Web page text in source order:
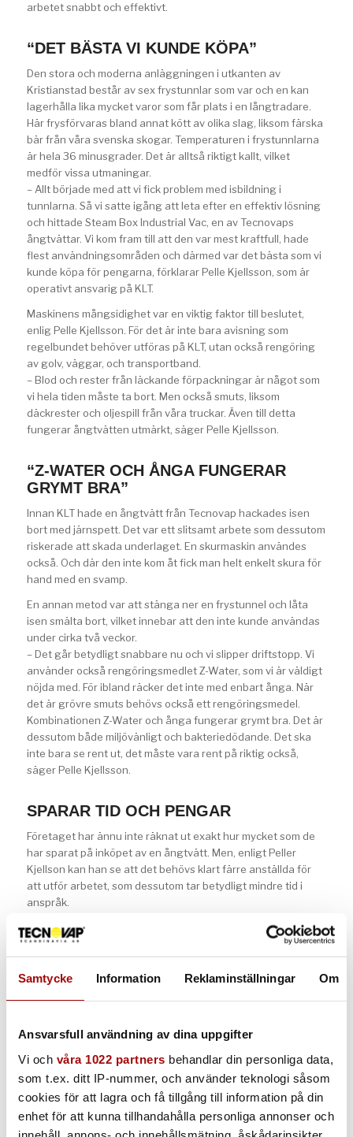
Samtycke Information Reklaminställningar Om
Ansvarsfull användning av dina uppgifter
Vi och våra 1022 partners behandlar din personliga data,
som t.ex. ditt IP-nummer, och använder teknologi såsom
cookies för att lagra och få tillgång till information på din
enhet för att kunna tillhandahålla personliga annonser och
arbetet snabbt och effektivt.
“DET BÄSTA VI KUNDE KÖPA”
Den stora och moderna anläggningen i utkanten av
Kristianstad består av sex frystunnlar som var och en kan
lagerhålla lika mycket varor som får plats i en långtradare.
Här frysförvaras bland annat kött av olika slag, liksom färska
bär från våra svenska skogar. Temperaturen i frystunnlarna
är hela 36 minusgrader. Det är alltså riktigt kallt, vilket
medför vissa utmaningar.
– Allt började med att vi fick problem med isbildning i
tunnlarna. Så vi satte igång att leta efter en effektiv lösning
och hittade Steam Box Industrial Vac, en av Tecnovaps
ångtvättar. Vi kom fram till att den var mest kraftfull, hade
flest användningsområden och därmed var det bästa som vi
kunde köpa för pengarna, förklarar Pelle Kjellsson, som är
operativt ansvarig på KLT.
Maskinens mångsidighet var en viktig faktor till beslutet,
enlig Pelle Kjellsson. För det är inte bara avisning som
regelbundet behöver utföras på KLT, utan också rengöring
av golv, väggar, och transportband.
– Blod och rester från läckande förpackningar är något som
vi hela tiden måste ta bort. Men också smuts, liksom
däckrester och oljespill från våra truckar. Även till detta
fungerar ångtvätten utmärkt, säger Pelle Kjellsson.
“Z-WATER OCH ÅNGA FUNGERAR
GRYMT BRA”
Innan KLT hade en ångtvätt från Tecnovap hackades isen
bort med järnspett. Det var ett slitsamt arbete som dessutom
riskerade att skada underlaget. En skurmaskin användes
också. Och där den inte kom åt fick man helt enkelt skura för
hand med en svamp.
En annan metod var att stänga ner en frystunnel och låta
isen smälta bort, vilket innebar att den inte kunde användas
under cirka två veckor.
– Det går betydligt snabbare nu och vi slipper driftstopp. Vi
använder också rengöringsmedlet Z-Water, som vi är väldigt
nöjda med. För ibland räcker det inte med enbart ånga. När
det är grövre smuts behövs också ett rengöringsmedel.
Kombinationen Z-Water och ånga fungerar grymt bra. Det är
dessutom både miljövänligt och bakteriedödande. Det ska
inte bara se rent ut, det måste vara rent på riktig också,
säger Pelle Kjellsson.
SPARAR TID OCH PENGAR
Företaget har ännu inte räknat ut exakt hur mycket som de
har sparat på inköpet av en ångtvätt. Men, enligt Peller
Kjellson kan han se att det behövs klart färre anställda för
att utför arbetet, som dessutom tar betydligt mindre tid i
anspråk.
avisning, vilket vi har gjort regelbundet. Bara där sparar vi en
MER OM ÅNGTVÄTTAR
Tecnovap ångtvättarär speciellt framtagna
för professionella användare och tack vare
marknadens största utbud har vi en
ångtvätt för snart sagt varje behov. Den
heta ångan på närmare 180 grader är
mycket effektiv och dessutom miljövänlig,